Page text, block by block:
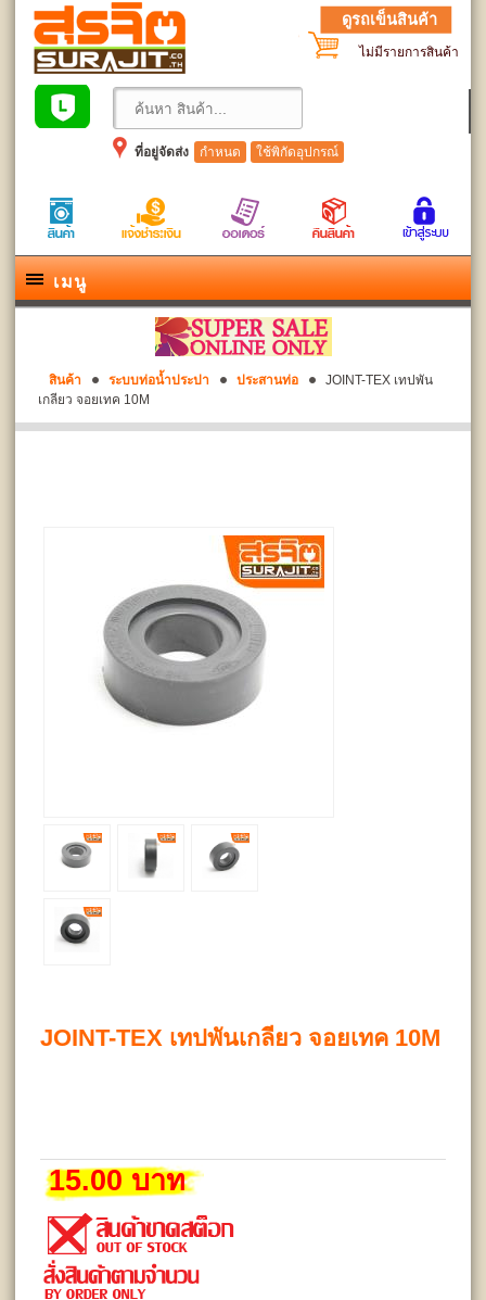
ดูรถเข็นสินค้า
ไม่มีรายการสินค้า
ที่อยู่จัดส่ง กำหนด ใช้พิกัดอุปกรณ์
เมนู
สินค้า ระบบท่อน้ำประปา ประสานท่อ
JOINT-TEX เทปพัน
เกลียว จอยเทค 10M
JOINT-TEX เทปพันเกลียว จอยเทค 10M
15.00 บาท